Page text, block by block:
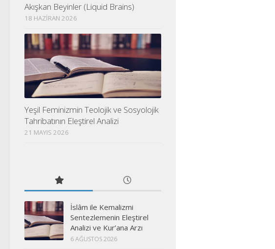
Akışkan Beyinler (Liquid Brains)
18 HAZIRAN 2026
Yeşil Feminizmin Teolojik ve Sosyolojik
Tahribatının Eleştirel Analizi
21 MAYIS 2026
İslâm ile Kemalizmi
Sentezlemenin Eleştirel
Analizi ve Kur’ana Arzı
6 AĞUSTOS 2026